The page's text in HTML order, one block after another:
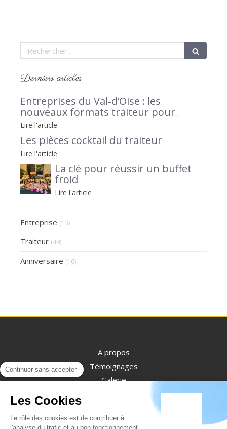
Rechercher
Derniers articles
Entreprises du Val‑d’Oise : les
nouveaux formats traiteur pour
séminaires et afterworks, avec Le Petit
Traiteur 95 en lumière
Lire l'article
Les pièces cocktail du traiteur
Lire l'article
La clé pour réussir un buffet
froid
Lire l'article
Entreprise (13)
Traiteur (49)
Anniversaire (16)
A propos
Témoignages
Galerie
Continuer sans accepter
Les Cookies
Le rôle des cookies est de contribuer à